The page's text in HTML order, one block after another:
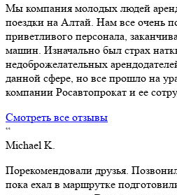
Мы компания молодых людей
поездки на Алтай. Нам все очень
приветливого персонала,
машин. Изначально был страх
недоброжелательных
данной сфере, но все прошло на
компании Росавтопрокат и ее
Смотреть все отзывы
“
Michael K.
Порекомендовали друзья.
пока ехал в маршрутке